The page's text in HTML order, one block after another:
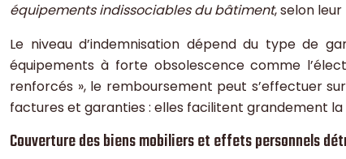
équipements indissociables du bâtiment, selon
Le niveau d’indemnisation dépend du type de
équipements à forte obsolescence comme
renforcés », le remboursement peut s’effectuer
factures et garanties : elles facilitent grandement
Couverture des biens mobiliers et effets personnels